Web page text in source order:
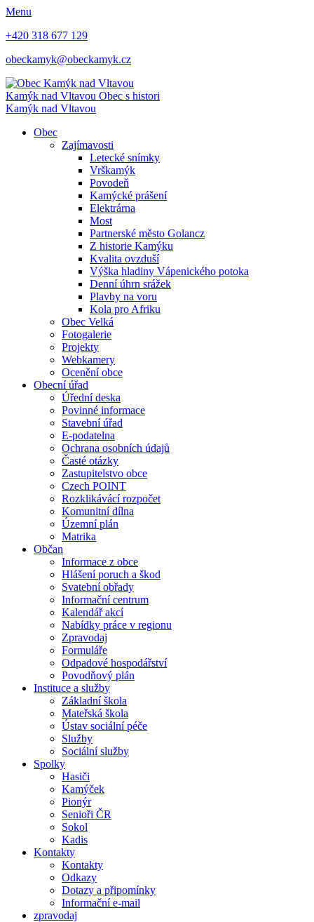
Menu
+420 318 677 129
obeckamyk@obeckamyk.cz
Kamýk nad Vltavou Obec s histori
Kamýk nad Vltavou
Obec
Zajímavosti
Letecké snímky
Vrškamýk
Povodeň
Kamýcké prášení
Elektrárna
Most
Partnerské město Golancz
Z historie Kamýku
Kvalita ovzduší
Výška hladiny Vápenického potoka
Denní úhrn srážek
Plavby na voru
Kola pro Afriku
Obec Velká
Fotogalerie
Projekty
Webkamery
Ocenění obce
Obecní úřad
Úřední deska
Povinné informace
Stavební úřad
E-podatelna
Ochrana osobních údajů
Časté otázky
Zastupitelstvo obce
Czech POINT
Rozklikávácí rozpočet
Komunitní dílna
Územní plán
Matrika
Občan
Informace z obce
Hlášení poruch a škod
Svatební obřady
Informační centrum
Kalendář akcí
Nabídky práce v regionu
Zpravodaj
Formuláře
Odpadové hospodářství
Povodňový plán
Instituce a služby
Základní škola
Mateřská škola
Ústav sociální péče
Služby
Sociální služby
Spolky
Hasiči
Kamýček
Pionýr
Senioři ČR
Sokol
Kadis
Kontakty
Kontakty
Odkazy
Dotazy a připomínky
Informační e-mail
zpravodaj